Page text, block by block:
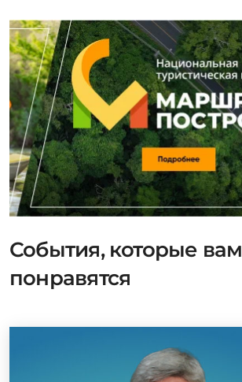
События, которые вам
понравятся